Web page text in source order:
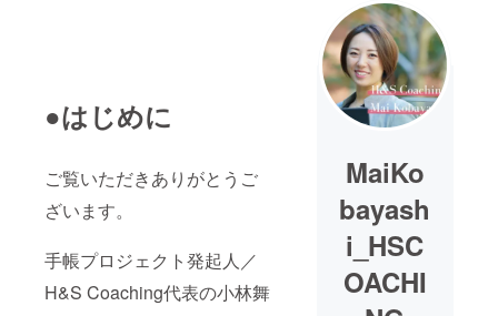
●はじめに
ご覧いただきありがとうご
ざいます。
手帳プロジェクト発起人／
H&S Coaching代表の小林舞
MaiKo
bayash
i_HSC
OACHI